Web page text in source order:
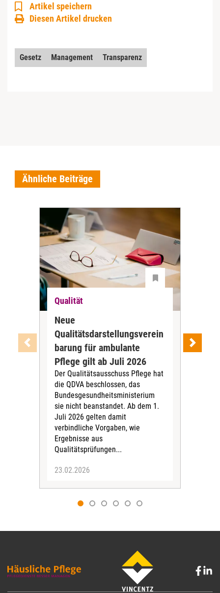
Artikel speichern
Diesen Artikel drucken
Gesetz Management Transparenz
Ähnliche Beiträge
Qualität
Neue
Qualitätsdarstellungsverein
barung für ambulante
Pflege gilt ab Juli 2026
Der Qualitätsausschuss Pflege hat
die QDVA beschlossen, das
Bundesgesundheitsministerium
sie nicht beanstandet. Ab dem 1.
Juli 2026 gelten damit
verbindliche Vorgaben, wie
Ergebnisse aus
Qualitätsprüfungen...
23.02.2026